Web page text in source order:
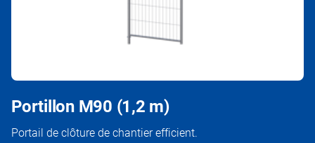
Portillon M90 (1,2 m)
Portail de clôture de chantier efficient.